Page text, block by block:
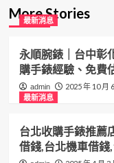
More Stories
最新消息
永順腕錶｜台中彰
購手錶經驗、免費
admin
2025 年 10 月
最新消息
台北收購手錶推薦
借錢,台北機車借錢